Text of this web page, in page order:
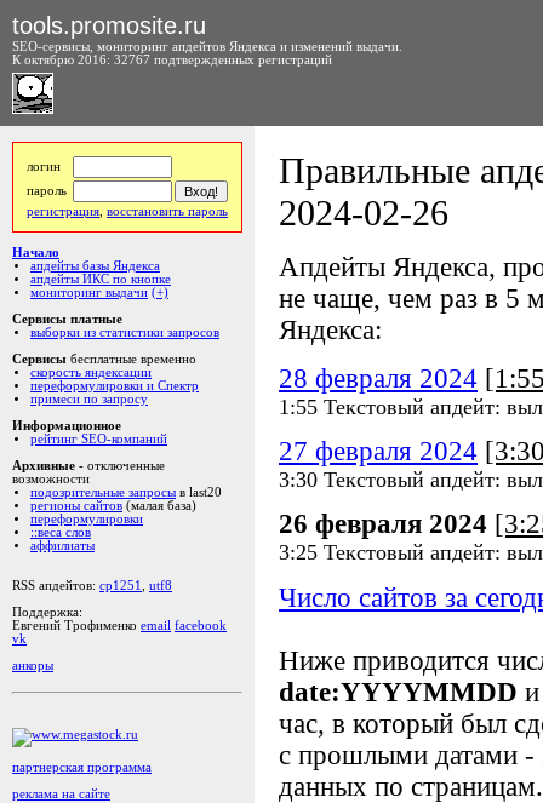
tools.promosite.ru
SEO-сервисы, мониторинг апдейтов Яндекса и изменений выдачи.
К октябрю 2016: 32767 подтвержденных регистраций
логин
пароль
регистрация восстановить пароль
Начало
апдейты базы Яндекса
апдейты ИКС по кнопке
мониторинг выдачи (+)
Сервисы платные
выборки из статистики запросов
Сервисы бесплатные временно
скорость яндексации
переформулировки и Спектр
примеси по запросу
Информационное
рейтинг SEO-компаний
Архивные - отключенные
возможности
подозрительные запросы в last20
регионы сайтов (малая база)
переформулировки
::веса слов
аффилиаты
RSS апдейтов: cp1251
utf8
Поддержка:
Евгений Трофименко email facebook
vk
анкоры
партнерская программа
реклама на сайте
Правильные
2024-02-26
Апдейты Яндекса,
не чаще, чем раз в 5
Яндекса:
28 февраля 2024
1:55 Текстовый апдейт:
27 февраля 2024
3:30 Текстовый апдейт:
26 февраля 2024
3:25 Текстовый апдейт:
Число сайтов за
Ниже приводится
date:YYYYMMDD
час, в который был
с прошлыми датами -
данных по страницам.